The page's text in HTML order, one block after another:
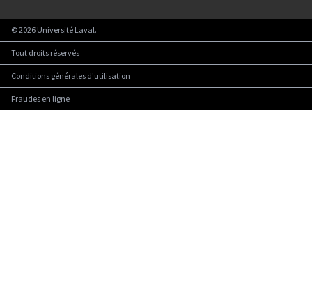
©2026 Université Laval.
Tout droits réservés
Conditions générales d'utilisation
Fraudes en ligne